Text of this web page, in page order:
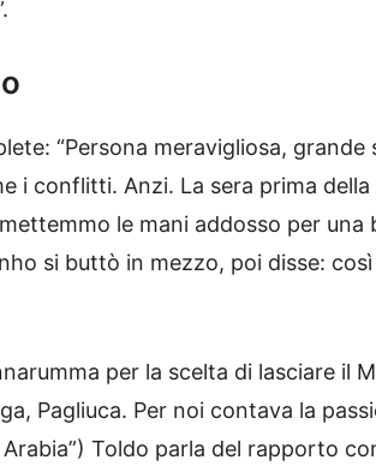
“Persona meravigliosa,
i conflitti. Anzi. La sera prima
le mani addosso per una
si buttò in mezzo, poi disse:
per la scelta di lasciare il
Pagliuca. Per noi contava la
Toldo parla del rapporto